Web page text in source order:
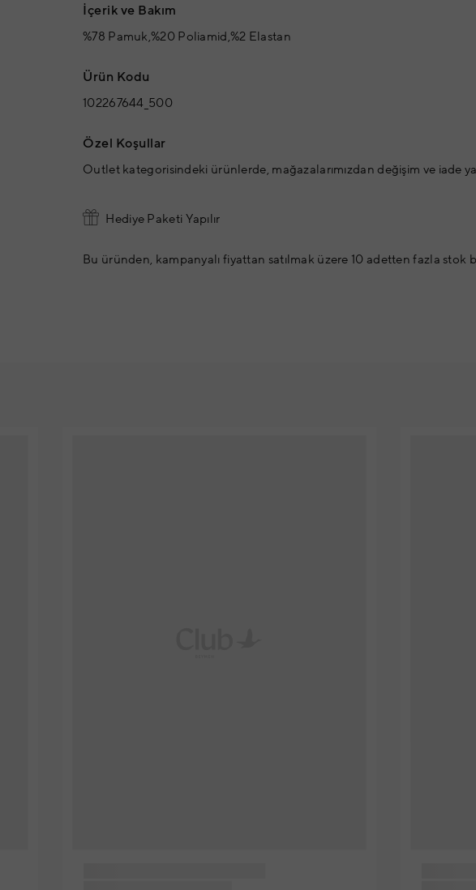
İçerik ve Bakım
%78 Pamuk,%20 Poliamid,%2 Elastan
Ürün Kodu
102267644_500
Özel Koşullar
Outlet kategorisindeki ürünlerde, mağazalarımızdan değişim ve iade
Hediye Paketi Yapılır
Bu üründen, kampanyalı fiyattan satılmak üzere 10 adetten fazla stok